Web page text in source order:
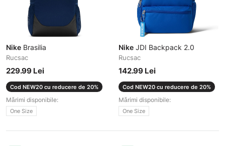
Nike Brasilia
Rucsac
229.99 Lei
Cod NEW20 cu reducere de 20%
Mărimi disponibile:
One Size
Nike JDI Backpack 2.0
Rucsac
142.99 Lei
Cod NEW20 cu reducere de 20%
Mărimi disponibile:
One Size